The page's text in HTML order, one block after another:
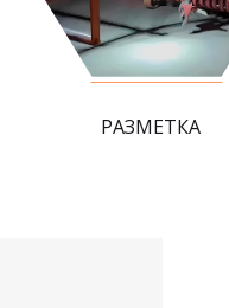
РАЗМЕТКА